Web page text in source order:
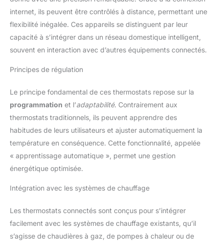
internet, ils peuvent être contrôlés à distance, permettant une
flexibilité inégalée. Ces appareils se distinguent par leur
capacité à s’intégrer dans un réseau domestique intelligent,
souvent en interaction avec d’autres équipements connectés.
Principes de régulation
Le principe fondamental de ces thermostats repose sur la
programmation et l’adaptabilité. Contrairement aux
thermostats traditionnels, ils peuvent apprendre des
habitudes de leurs utilisateurs et ajuster automatiquement la
température en conséquence. Cette fonctionnalité, appelée
« apprentissage automatique », permet une gestion
énergétique optimisée.
Intégration avec les systèmes de chauffage
Les thermostats connectés sont conçus pour s’intégrer
facilement avec les systèmes de chauffage existants, qu’il
s’agisse de chaudières à gaz, de pompes à chaleur ou de